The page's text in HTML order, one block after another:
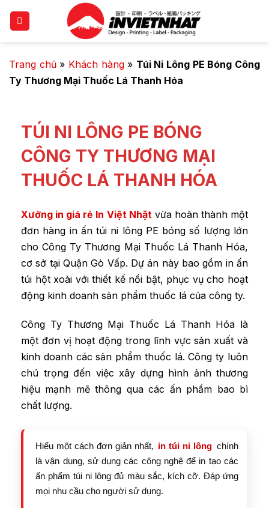
Trang chủ» Khách hàng» Túi Ni Lông PE Bóng Công
Ty Thương Mại Thuốc Lá Thanh Hóa
TÚI NI LÔNG PE BÓNG
CÔNG TY THƯƠNG MẠI
THUỐC LÁ THANH HÓA
Xưởng in giá rẻ In Việt Nhậtvừa hoàn thành một
đơn hàng in ấn túi ni lông PE bóng số lượng lớn
cho Công Ty Thương Mại Thuốc Lá Thanh Hóa,
cơ sở tại Quận Gò Vấp. Dự án này bao gồm in ấn
túi hột xoài với thiết kế nổi bật, phục vụ cho hoạt
động kinh doanh sản phẩm thuốc lá của công ty.
Công Ty Thương Mại Thuốc Lá Thanh Hóa là
một đơn vị hoạt động trong lĩnh vực sản xuất và
kinh doanh các sản phẩm thuốc lá. Công ty luôn
chú trọng đến việc xây dựng hình ảnh thương
hiệu mạnh mẽ thông qua các ấn phẩm bao bì
chất lượng.
Hiểu một cách đơn giản nhất, in túi ni lông chính
là vận dụng, sử dụng các công nghệ để in tạo các
ấn phẩm túi ni lông đủ màu sắc, kích cỡ. Đáp ứng
mọi nhu cầu cho người sử dụng.